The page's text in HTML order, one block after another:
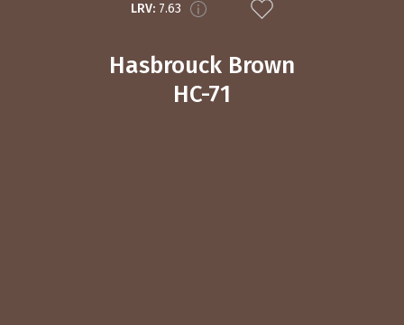
LRV: 7.63
Hasbrouck Brown
HC-71